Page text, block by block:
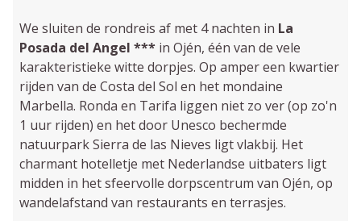
We sluiten de rondreis af met 4 nachten in La
Posada del Angel *** in Ojén, één van de vele
karakteristieke witte dorpjes. Op amper een kwartier
rijden van de Costa del Sol en het mondaine
Marbella. Ronda en Tarifa liggen niet zo ver (op zo'n
1 uur rijden) en het door Unesco bechermde
natuurpark Sierra de las Nieves ligt vlakbij. Het
charmant hotelletje met Nederlandse uitbaters ligt
midden in het sfeervolle dorpscentrum van Ojén, op
wandelafstand van restaurants en terrasjes.